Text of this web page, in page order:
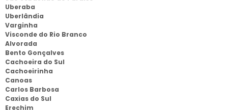
Uberaba
Uberlândia
Varginha
Visconde do Rio Branco
Alvorada
Bento Gonçalves
Cachoeira do Sul
Cachoeirinha
Canoas
Carlos Barbosa
Caxias do Sul
Erechim